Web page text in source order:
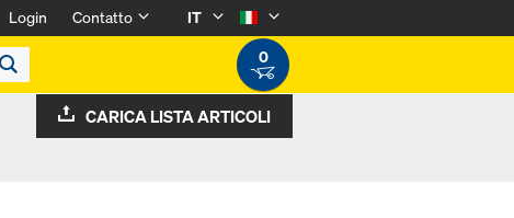
Login Contatto
IT
0
CARICA LISTA ARTICOLI